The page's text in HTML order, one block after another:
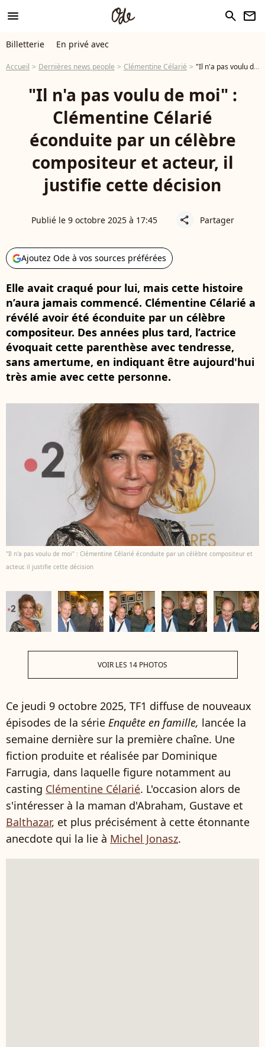
menu search newsletter
Billetterie En privé avec
Accueil Dernières news people Clémentine Célarié "Il n'a pas voulu de moi" : Clémentine Célarié éconduite par un célèbre compositeur et acteur, il justifie cette décision
"Il n'a pas voulu de moi" :
Clémentine Célarié
éconduite par un célèbre
compositeur et acteur, il
justifie cette décision
Publié le 9 octobre 2025 à 17:45 share Partager
Ajoutez Ode à vos sources préférées
Elle avait craqué pour lui, mais cette histoire
n’aura jamais commencé. Clémentine Célarié a
révélé avoir été éconduite par un célèbre
compositeur. Des années plus tard, l’actrice
évoquait cette parenthèse avec tendresse,
sans amertume, en indiquant être aujourd'hui
très amie avec cette personne.
"Il n'a pas voulu de moi" : Clémentine Célarié éconduite par un célèbre compositeur et
acteur, il justifie cette décision
VOIR LES 14 PHOTOS
Ce jeudi 9 octobre 2025, TF1 diffuse de nouveaux
épisodes de la série Enquête en famille, lancée la
semaine dernière sur la première chaîne. Une
fiction produite et réalisée par Dominique
Farrugia, dans laquelle figure notamment au
casting Clémentine Célarié. L'occasion alors de
s'intéresser à la maman d'Abraham, Gustave et
Balthazar, et plus précisément à cette étonnante
anecdote qui la lie à Michel Jonasz.